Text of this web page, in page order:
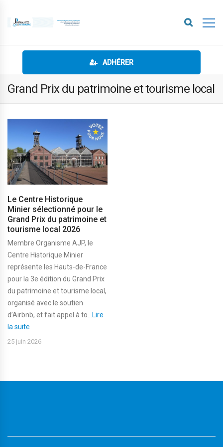
ADHÉRER
Grand Prix du patrimoine et tourisme local
Le Centre Historique
Minier sélectionné pour le
Grand Prix du patrimoine et
tourisme local 2026
Membre Organisme AJP, le
Centre Historique Minier
représente les Hauts-de-France
pour la 3e édition du Grand Prix
du patrimoine et tourisme local,
organisé avec le soutien
d’Airbnb, et fait appel à to...
Lire
la suite
25 juin 2026